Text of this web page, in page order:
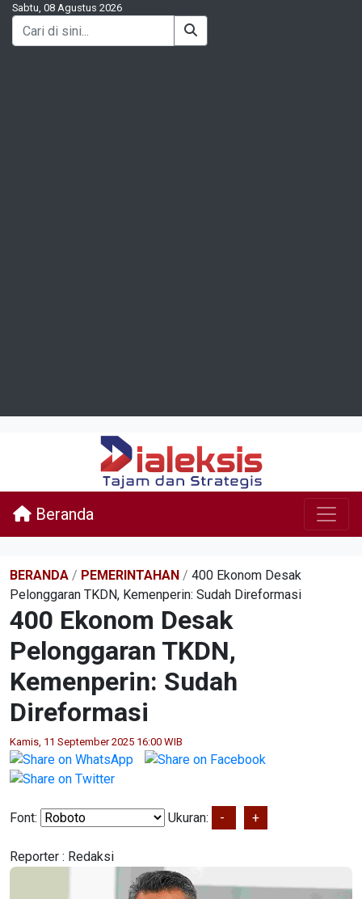
Sabtu, 08 Agustus 2026
Beranda
BERANDA / PEMERINTAHAN / 400 Ekonom Desak
Pelonggaran TKDN, Kemenperin: Sudah Direformasi
400 Ekonom Desak
Pelonggaran TKDN,
Kemenperin: Sudah
Direformasi
Kamis, 11 September 2025 16:00 WIB
Font: Ukuran: - +
Reporter : Redaksi